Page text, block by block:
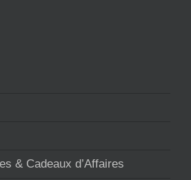
& Cadeaux d’Affaires